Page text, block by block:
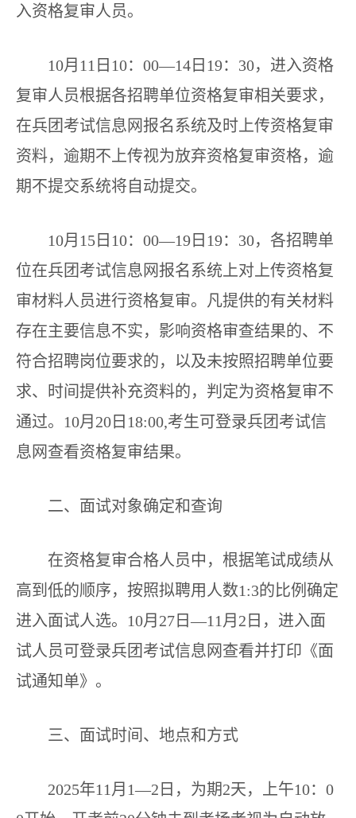
入资格复审人员。
10月11日10：00—14日19：30，进入资格
复审人员根据各招聘单位资格复审相关要求，
在兵团考试信息网报名系统及时上传资格复审
资料，逾期不上传视为放弃资格复审资格，逾
期不提交系统将自动提交。
10月15日10：00—19日19：30，各招聘单
位在兵团考试信息网报名系统上对上传资格复
审材料人员进行资格复审。凡提供的有关材料
存在主要信息不实，影响资格审查结果的、不
符合招聘岗位要求的，以及未按照招聘单位要
求、时间提供补充资料的，判定为资格复审不
通过。10月20日18:00,考生可登录兵团考试信
息网查看资格复审结果。
二、面试对象确定和查询
在资格复审合格人员中，根据笔试成绩从
高到低的顺序，按照拟聘用人数1:3的比例确定
进入面试人选。10月27日—11月2日，进入面
试人员可登录兵团考试信息网查看并打印《面
试通知单》。
三、面试时间、地点和方式
2025年11月1—2日，为期2天，上午10：0